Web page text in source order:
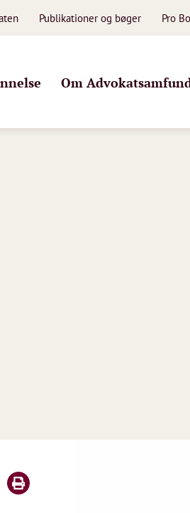
Publikationer og bøger Pro
Om